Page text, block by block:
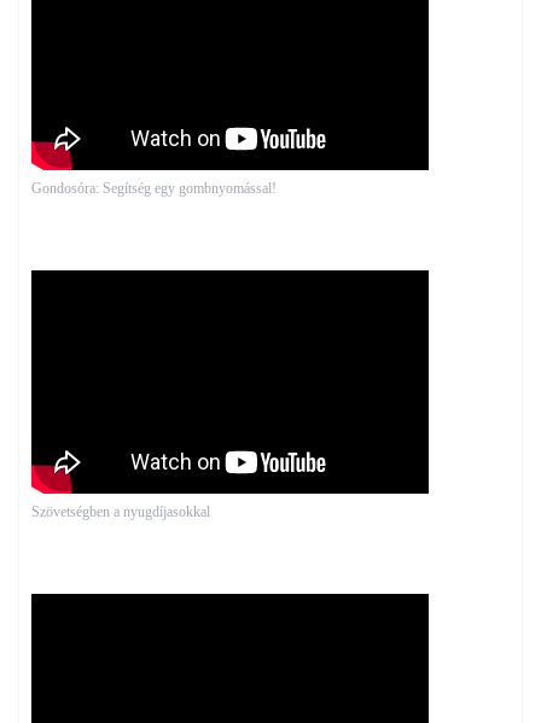
Gondosóra: Segítség egy gombnyomással!
Szövetségben a nyugdíjasokkal